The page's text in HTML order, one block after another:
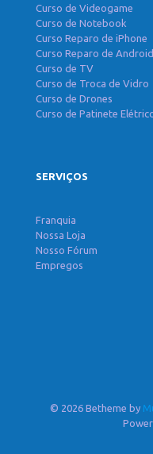
Curso de Videogame
Curso de Notebook
Curso Reparo de iPhone
Curso Reparo de Android
Curso de TV
Curso de Troca de Vidro
Curso de Drones
Curso de Patinete
SERVIÇOS
Franquia
Nossa Loja
Nosso Fórum
Empregos
© 2026 Betheme by